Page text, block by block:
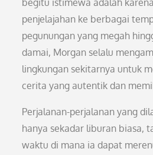
begitu istimewa adalah
penjelajahan ke berbagai
pegunungan yang megah
damai, Morgan selalu
lingkungan sekitarnya untuk
cerita yang autentik dan
Perjalanan-perjalanan yang
hanya sekadar liburan biasa,
waktu di mana ia dapat